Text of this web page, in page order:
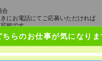
ちらのお仕事が気になりま
合
にお電話にてご応募いただければ
能です。